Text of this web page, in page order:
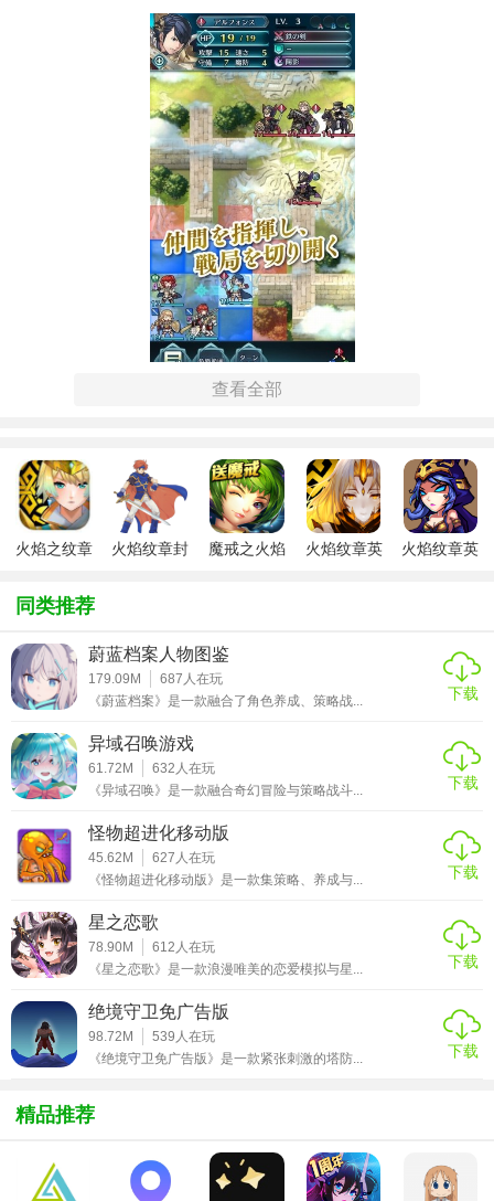
心布局，利用角色特性和地形优势取得胜利。
2. 丰富角色阵容：集合了历代《火焰纹章》系列中的经典角
色与全新设计角色，每个角色拥有独特的技能和故事背景。
3. 策略养成系统：通过培养角色、装备升级、技能学习等，
提升角色实力，打造个性化战斗团队。
4. 实时多人对战：支持全球玩家实时匹配，参与PvP对战，
考验你的战术布局和即时反应能力。
5. 剧情丰富：游戏设有原创剧情及系列作品联动故事，让玩
家在享受战斗的同时，也能沉浸在精彩的故事中。
1. 初入游戏：创建角色后，跟随新手引导了解基本操作和游
戏机制。
2. 探索与战斗：在丰富的地图上探索，与敌人遭遇并展开战
斗，每场战斗后根据表现获得奖励。
装备武器防具，增强队伍实力。
4. 参与多人对战：达到一定等级后，可参与在线PvP对战，
容。
查看全部
火焰之纹章
火焰纹章封
魔戒之火焰
火焰纹章英
火焰纹章英
同类推荐
蔚蓝档案人物图鉴
179.09M 687 人在玩
《蔚蓝档案》是一款融合了角色养成、策略战...
下载
异域召唤游戏
61.72M 632 人在玩
《异域召唤》是一款融合奇幻冒险与策略战斗...
下载
怪物超进化移动版
45.62M 627 人在玩
《怪物超进化移动版》是一款集策略、养成与...
下载
星之恋歌
78.90M 612 人在玩
《星之恋歌》是一款浪漫唯美的恋爱模拟与星...
下载
绝境守卫免广告版
98.72M 539 人在玩
《绝境守卫免广告版》是一款紧张刺激的塔防...
下载
精品推荐